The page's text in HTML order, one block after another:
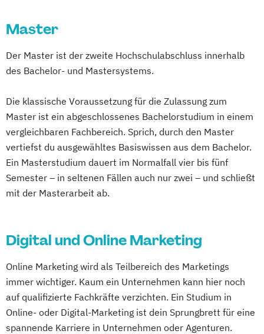
Sales Management & Strategy UX-Design
Master
Der Master ist der zweite Hochschulabschluss innerhalb
des Bachelor- und Mastersystems.
Die klassische Voraussetzung für die Zulassung zum
Master ist ein abgeschlossenes Bachelorstudium in einem
vergleichbaren Fachbereich. Sprich, durch den Master
vertiefst du ausgewähltes Basiswissen aus dem Bachelor.
Ein Masterstudium dauert im Normalfall vier bis fünf
Semester – in seltenen Fällen auch nur zwei – und schließt
mit der Masterarbeit ab.
Digital und Online Marketing
Online Marketing wird als Teilbereich des Marketings
immer wichtiger. Kaum ein Unternehmen kann hier noch
auf qualifizierte Fachkräfte verzichten. Ein Studium in
Online- oder Digital-Marketing ist dein Sprungbrett für eine
spannende Karriere in Unternehmen oder Agenturen.